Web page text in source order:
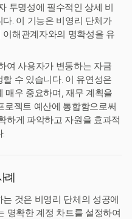
투명성에 필수적인 상세 비
. 이 기능은 비영리 단체가
해관계자와의 명확성을 유
여 사용자가 변동하는 자금
수 있습니다. 이 유연성은
매우 중요하며, 재무 계획을
로젝트 예산에 통합함으로써
하게 파악하고 자원을 효과적
.
례
것은 비영리 단체의 성공에
명확한 계정 차트를 설정하여